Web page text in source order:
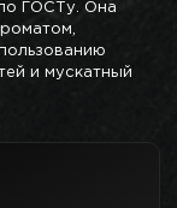
ГОСТу. Она
и мускатный